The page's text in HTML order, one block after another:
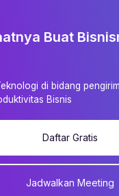
Buat
di bidang
Bisnis
Daftar Gratis
Jadwalkan Meeting